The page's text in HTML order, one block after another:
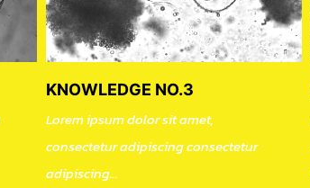
KNOWLEDGE NO.3
Lorem ipsum dolor sit amet,
consectetur adipiscing consectetur
adipiscing...